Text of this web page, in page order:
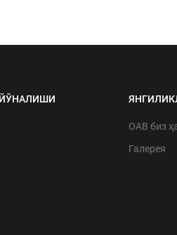
ОАВ биз
Галерея